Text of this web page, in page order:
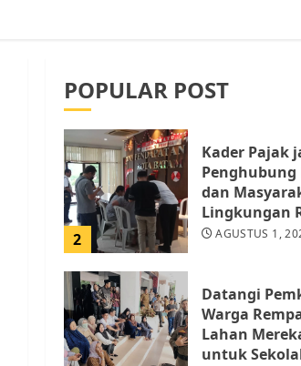
POPULAR POST
1 AGUSTUS 1,
2
Kader Pajak
dan
Lingkungan
AGUSTUS 1,
Datangi
Warga
Lahan
untuk